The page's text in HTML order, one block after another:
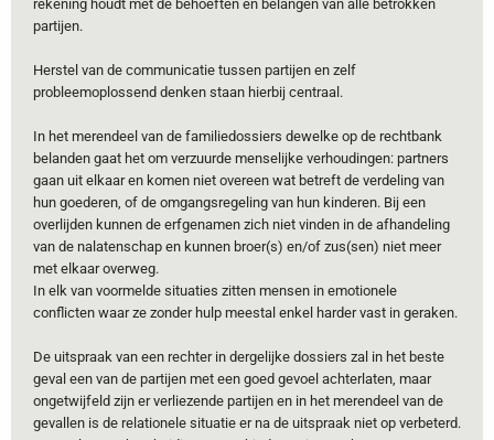
rekening houdt met de behoeften en belangen van alle betrokken
partijen.
Herstel van de communicatie tussen partijen en zelf
probleemoplossend denken staan hierbij centraal.
In het merendeel van de familiedossiers dewelke op de rechtbank
belanden gaat het om verzuurde menselijke verhoudingen: partners
gaan uit elkaar en komen niet overeen wat betreft de verdeling van
hun goederen, of de omgangsregeling van hun kinderen. Bij een
overlijden kunnen de erfgenamen zich niet vinden in de afhandeling
van de nalatenschap en kunnen broer(s) en/of zus(sen) niet meer
met elkaar overweg.
In elk van voormelde situaties zitten mensen in emotionele
conflicten waar ze zonder hulp meestal enkel harder vast in geraken.
De uitspraak van een rechter in dergelijke dossiers zal in het beste
geval een van de partijen met een goed gevoel achterlaten, maar
ongetwijfeld zijn er verliezende partijen en in het merendeel van de
gevallen is de relationele situatie er na de uitspraak niet op verbeterd.